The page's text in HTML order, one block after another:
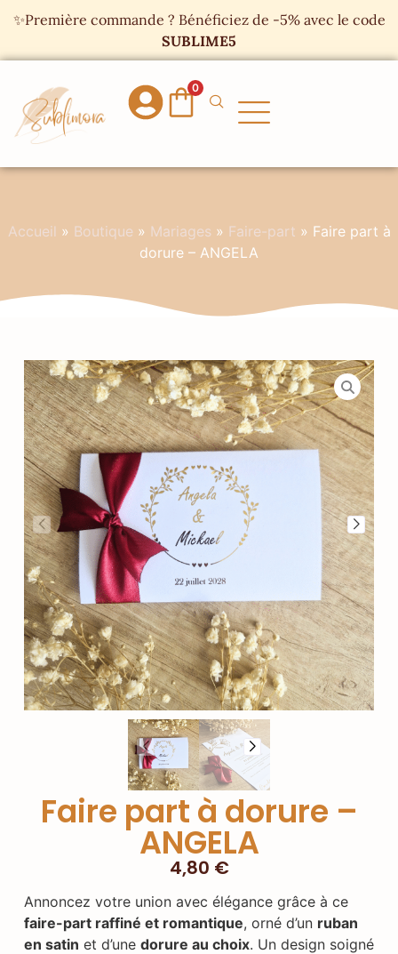
✨Première commande ? Bénéficiez de -5% avec le code
SUBLIME5
0
Accueil » Boutique » Mariages » Faire-part » Faire part à
dorure – ANGELA
Faire part à dorure –
ANGELA
4,80 €
Annoncez votre union avec élégance grâce à ce
faire-part raffiné et romantique, orné d’un ruban
en satin et d’une dorure au choix. Un design soigné
Panneau de gestion des cookies